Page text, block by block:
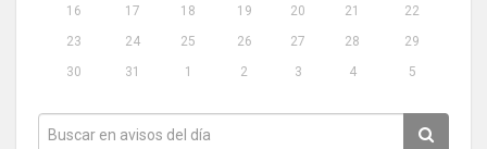
16
17 18 19 20 21
22
23
24 25 26 27 28
29
30
31 1 2 3 4 5